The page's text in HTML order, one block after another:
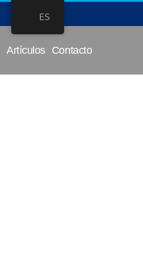
Artículos Contacto
ES